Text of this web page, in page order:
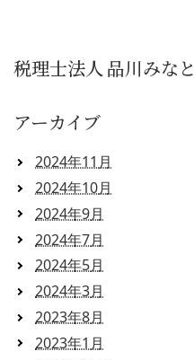
税理士法人 品川みなと
アーカイブ
2024年11月
2024年10月
2024年9月
2024年7月
2024年5月
2024年3月
2023年8月
2023年1月